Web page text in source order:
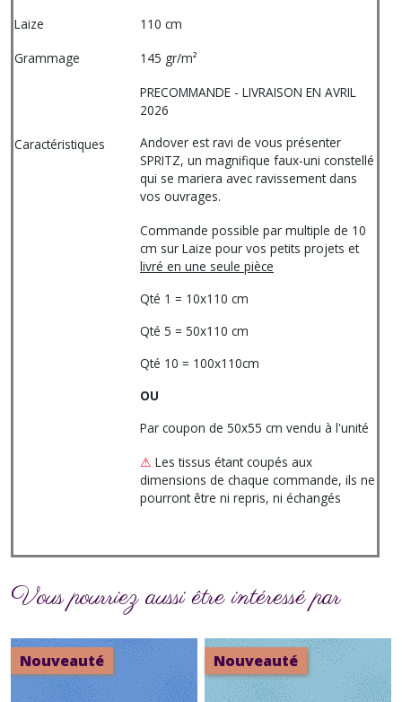
Laize
110 cm
Grammage
145 gr/m²
Caractéristiques
PRECOMMANDE - LIVRAISON EN AVRIL
2026
Andover est ravi de vous présenter
SPRITZ, un magnifique faux-uni constellé
qui se mariera avec ravissement dans
vos ouvrages.
Commande possible par multiple de 10
cm sur Laize pour vos petits projets et
livré en une seule pièce
Qté 1 = 10x110 cm
Qté 5 = 50x110 cm
Qté 10 = 100x110cm
OU
Par coupon de 50x55 cm vendu à l'unité
⚠ Les tissus étant coupés aux
dimensions de chaque commande, ils ne
pourront être ni repris, ni échangés
Vous pourriez aussi être intéressé par
Nouveauté Nouveauté